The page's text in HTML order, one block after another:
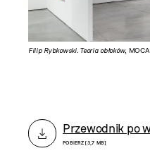
Filip Rybkowski. Teoria obłoków,
Przewodnik po
POBIERZ [3,7 MB]